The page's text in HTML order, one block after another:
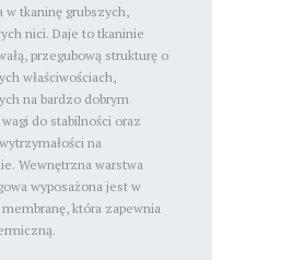
w tkaninę grubszych,
nici. Daje to tkaninie
przegubową strukturę o
właściwościach,
na bardzo dobrym
do stabilności oraz
na
Wewnętrzna warstwa
wyposażona jest w
membranę, która zapewnia